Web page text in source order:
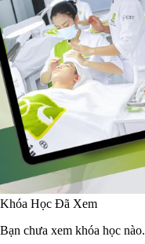
Khóa Học Đã Xem
Bạn chưa xem khóa học nào.